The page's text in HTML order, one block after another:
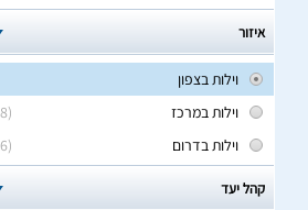
איזור
וילות בצפון
(18)
וילות במרכז
(16)
וילות בדרום
קהל יעד